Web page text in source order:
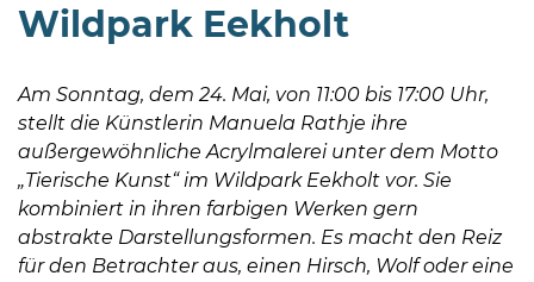
Mo,
Di,
Fr
Uhr
Wildpark Eekholt
Am Sonntag, dem 24. Mai, von 11:00 bis 17:00 Uhr,
stellt die Künstlerin Manuela Rathje ihre
außergewöhnliche Acrylmalerei unter dem Motto
„Tierische Kunst“ im Wildpark Eekholt vor. Sie
kombiniert in ihren farbigen Werken gern
abstrakte Darstellungsformen. Es macht den Reiz
für den Betrachter aus, einen Hirsch, Wolf oder eine